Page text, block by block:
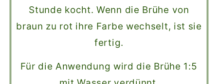
Stunde kocht. Wenn die Brühe von
braun zu rot ihre Farbe wechselt, ist sie
fertig.
Für die Anwendung wird die Brühe 1:5